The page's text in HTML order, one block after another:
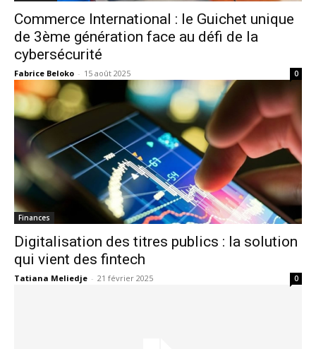
Commerce International : le Guichet unique
de 3ème génération face au défi de la
cybersécurité
Fabrice Beloko - 15 août 2025 0
Finances
Digitalisation des titres publics : la solution
qui vient des fintech
Tatiana Meliedje - 21 février 2025 0